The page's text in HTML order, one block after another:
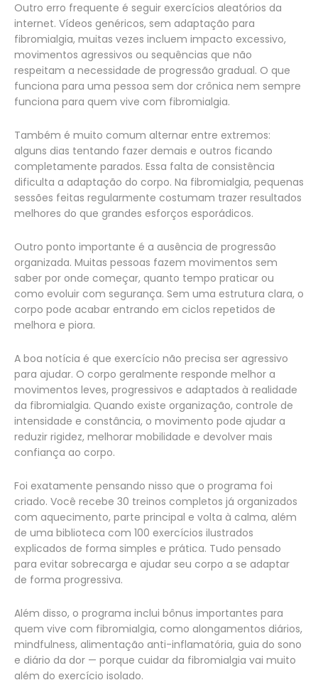
Outro erro frequente é seguir exercícios aleatórios da
internet. Vídeos genéricos, sem adaptação para
fibromialgia, muitas vezes incluem impacto excessivo,
movimentos agressivos ou sequências que não
respeitam a necessidade de progressão gradual. O que
funciona para uma pessoa sem dor crônica nem sempre
funciona para quem vive com fibromialgia.
Também é muito comum alternar entre extremos:
alguns dias tentando fazer demais e outros ficando
completamente parados. Essa falta de consistência
dificulta a adaptação do corpo. Na fibromialgia, pequenas
sessões feitas regularmente costumam trazer resultados
melhores do que grandes esforços esporádicos.
Outro ponto importante é a ausência de progressão
organizada. Muitas pessoas fazem movimentos sem
saber por onde começar, quanto tempo praticar ou
como evoluir com segurança. Sem uma estrutura clara, o
corpo pode acabar entrando em ciclos repetidos de
melhora e piora.
A boa notícia é que exercício não precisa ser agressivo
para ajudar. O corpo geralmente responde melhor a
movimentos leves, progressivos e adaptados à realidade
da fibromialgia. Quando existe organização, controle de
intensidade e constância, o movimento pode ajudar a
reduzir rigidez, melhorar mobilidade e devolver mais
confiança ao corpo.
Foi exatamente pensando nisso que o programa foi
criado. Você recebe 30 treinos completos já organizados
com aquecimento, parte principal e volta à calma, além
de uma biblioteca com 100 exercícios ilustrados
explicados de forma simples e prática. Tudo pensado
para evitar sobrecarga e ajudar seu corpo a se adaptar
de forma progressiva.
Além disso, o programa inclui bônus importantes para
quem vive com fibromialgia, como alongamentos diários,
mindfulness, alimentação anti-inflamatória, guia do sono
e diário da dor — porque cuidar da fibromialgia vai muito
além do exercício isolado.